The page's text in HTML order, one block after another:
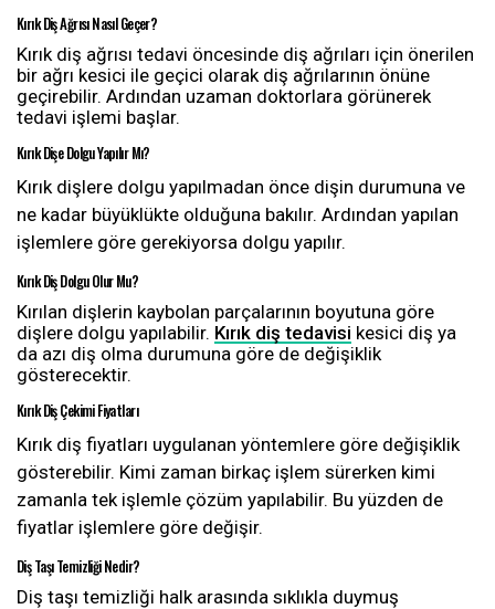
Kırık Diş Ağrısı Nasıl Geçer?
Kırık diş ağrısı tedavi öncesinde diş ağrıları için önerilen
bir ağrı kesici ile geçici olarak diş ağrılarının önüne
geçirebilir. Ardından uzaman doktorlara görünerek
tedavi işlemi başlar.
Kırık Dişe Dolgu Yapılır Mı?
Kırık dişlere dolgu yapılmadan önce dişin durumuna ve
ne kadar büyüklükte olduğuna bakılır. Ardından yapılan
işlemlere göre gerekiyorsa dolgu yapılır.
Kırık Diş Dolgu Olur Mu?
Kırılan dişlerin kaybolan parçalarının boyutuna göre
dişlere dolgu yapılabilir. Kırık diş tedavisi kesici diş ya
da azı diş olma durumuna göre de değişiklik
gösterecektir.
Kırık Diş Çekimi Fiyatları
Kırık diş fiyatları uygulanan yöntemlere göre değişiklik
gösterebilir. Kimi zaman birkaç işlem sürerken kimi
zamanla tek işlemle çözüm yapılabilir. Bu yüzden de
fiyatlar işlemlere göre değişir.
Diş Taşı Temizliği Nedir?
Diş taşı temizliği halk arasında sıklıkla duymuş